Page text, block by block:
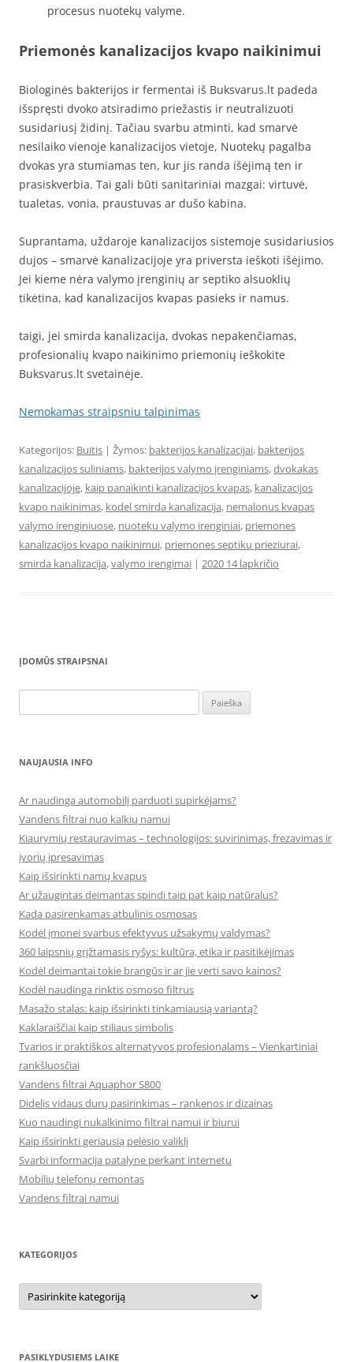
procesus nuotekų valyme.
Priemonės kanalizacijos kvapo naikinimui
Biologinės bakterijos ir fermentai iš Buksvarus.lt padeda
išspręsti dvoko atsiradimo priežastis ir neutralizuoti
susidariusį židinį. Tačiau svarbu atminti, kad smarvė
nesilaiko vienoje kanalizacijos vietoje, Nuotekų pagalba
dvokas yra stumiamas ten, kur jis randa išėjimą ten ir
prasiskverbia. Tai gali būti sanitariniai mazgai: virtuvė,
tualetas, vonia, praustuvas ar dušo kabina.
Suprantama, uždaroje kanalizacijos sistemoje susidariusios
dujos – smarvė kanalizacijoje yra priversta ieškoti išėjimo.
Jei kieme nėra valymo įrenginių ar septiko alsuoklių
tikėtina, kad kanalizacijos kvapas pasieks ir namus.
taigi, jei smirda kanalizacija, dvokas nepakenčiamas,
profesionalių kvapo naikinimo priemonių ieškokite
Buksvarus.lt svetainėje.
Nemokamas straipsniu talpinimas
Kategorijos: Buitis | Žymos: bakterijos kanalizacijai, bakterijos
kanalizacijos suliniams, bakterijos valymo įrenginiams,dvokakas
kanalizacijoje, kaip panaikinti kanalizacijos kvapas, kanalizacijos
kvapo naikinimas, kodel smirda kanalizacija, nemalonus kvapas
valymo irenginiuose, nuoteku valymo irenginiai, priemones
kanalizacijos kvapo naikinimui, priemones septiku prieziurai,
smirda kanalizacija,valymo irengimai | 2020 14 lapkričio
ĮDOMŪS STRAIPSNAI
NAUJAUSIA INFO
Ar naudinga automobilį parduoti supirkėjams?
Vandens filtrai nuo kalkių namui
Kiaurymių restauravimas – technologijos: suvirinimas, frezavimas ir
įvorių įpresavimas
Kaip išsirinkti namų kvapus
Ar užaugintas deimantas spindi taip pat kaip natūralus?
Kada pasirenkamas atbulinis osmosas
Kodėl įmonei svarbus efektyvus užsakymų valdymas?
360 laipsnių grįžtamasis ryšys: kultūra, etika ir pasitikėjimas
Kodėl deimantai tokie brangūs ir ar jie verti savo kainos?
Kodėl naudinga rinktis osmoso filtrus
Masažo stalas: kaip išsirinkti tinkamiausią variantą?
Kaklaraiščiai kaip stiliaus simbolis
Tvarios ir praktiškos alternatyvos profesionalams – Vienkartiniai
rankšluosčiai
Vandens filtrai Aquaphor S800
Didelis vidaus durų pasirinkimas – rankenos ir dizainas
Kuo naudingi nukalkinimo filtrai namui ir biurui
Kaip išsirinkti geriausią pelėsio valiklį
Svarbi informacija patalyne perkant internetu
Mobilių telefonų remontas
Vandens filtrai namui
KATEGORIJOS
Kategorijos
PASIKLYDUSIEMS LAIKE